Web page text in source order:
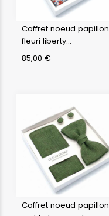
Coffret noeud papillon
fleuri liberty
chamomile lawn a
85,00 €
Coffret noeud papillon